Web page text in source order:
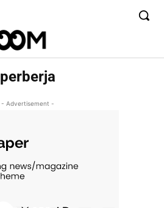
perberja
- Advertisement -